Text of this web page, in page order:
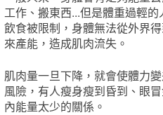
工作、搬東西...但是體重過輕
飲食被限制，身體無法從外界
來產能，造成肌肉流失。
肌肉量一旦下降，就會使體力
風險，有人瘦身瘦到昏到、眼
內能量太少的關係。